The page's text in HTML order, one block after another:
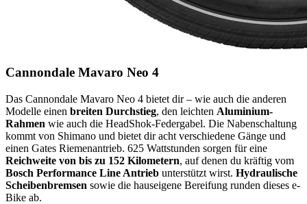
Cannondale Mavaro Neo 4
Das Cannondale Mavaro Neo 4 bietet dir – wie auch die anderen
Modelle einen breiten Durchstieg, den leichten Aluminium-
Rahmen wie auch die HeadShok-Federgabel. Die Nabenschaltung
kommt von Shimano und bietet dir acht verschiedene Gänge und
einen Gates Riemenantrieb. 625 Wattstunden sorgen für eine
Reichweite von bis zu 152 Kilometern, auf denen du kräftig vom
Bosch Performance Line Antrieb unterstützt wirst. Hydraulische
Scheibenbremsen sowie die hauseigene Bereifung runden dieses e-
Bike ab.